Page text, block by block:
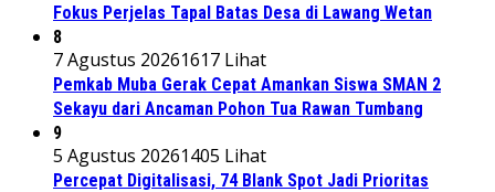
Fokus Perjelas Tapal Batas Desa di Lawang Wetan
8
7 Agustus 20261617 Lihat
Pemkab Muba Gerak Cepat Amankan Siswa SMAN 2
Sekayu dari Ancaman Pohon Tua Rawan Tumbang
9
5 Agustus 20261405 Lihat
Percepat Digitalisasi, 74 Blank Spot Jadi Prioritas